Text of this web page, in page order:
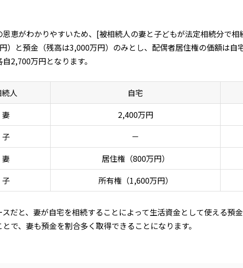
恵がわかりやすいため、 [被相続人の妻と子どもが法定相続分で相
）と預金（残高は3,000万円）のみとし、配偶者居住権の価額は自
自2,700万円となります。
人 自宅
妻 2,400万円
子
－
妻 居住権（800万円）
子
所有権（1,600万円）
だと、妻が自宅を相続することによって生活資金として使える預
で、妻も預金を割合多く取得できることになります。